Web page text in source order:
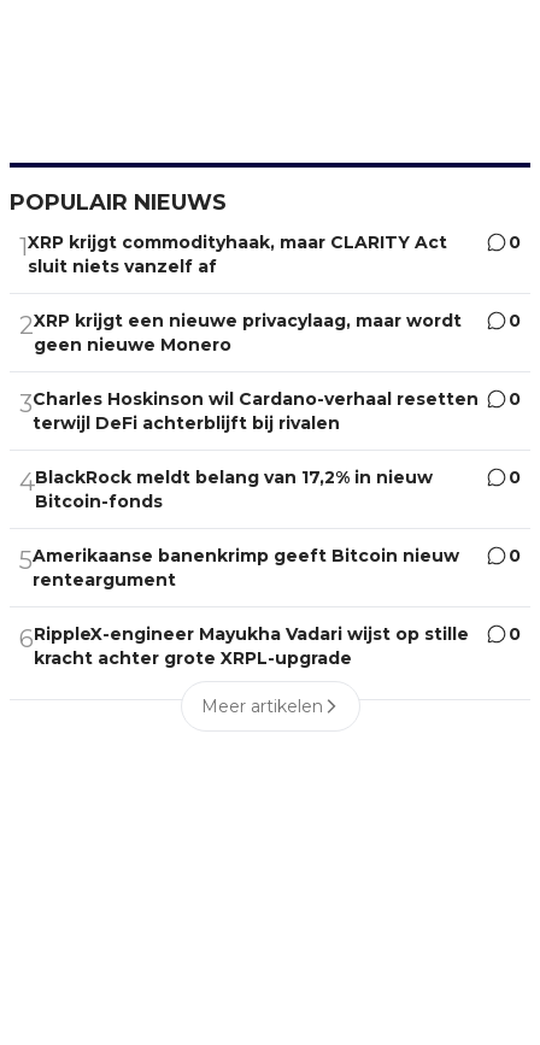
POPULAIR NIEUWS
1XRP krijgt commodityhaak, maar CLARITY Act
sluit niets vanzelf af
0
2XRP krijgt een nieuwe privacylaag, maar wordt
geen nieuwe Monero
0
3Charles Hoskinson wil Cardano-verhaal resetten
terwijl DeFi achterblijft bij rivalen
0
4BlackRock meldt belang van 17,2% in nieuw
Bitcoin-fonds
0
5Amerikaanse banenkrimp geeft Bitcoin nieuw
renteargument
0
6RippleX-engineer Mayukha Vadari wijst op stille
kracht achter grote XRPL-upgrade
0
Meer artikelen